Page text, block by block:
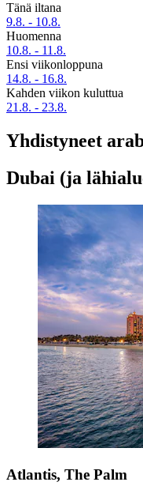
Tänä iltana
9.8. - 10.8.
Huomenna
10.8. - 11.8.
Ensi viikonloppuna
14.8. - 16.8.
Kahden viikon kuluttua
21.8. - 23.8.
Yhdistyneet
Dubai (ja
Atlantis, The Palm